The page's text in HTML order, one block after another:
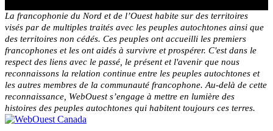
La francophonie du Nord et de l’Ouest habite sur des territoires
visés par de multiples traités avec les peuples autochtones ainsi que
des territoires non cédés. Ces peuples ont accueilli les premiers
francophones et les ont aidés à survivre et prospérer. C'est dans le
respect des liens avec le passé, le présent et l'avenir que nous
reconnaissons la relation continue entre les peuples autochtones et
les autres membres de la communauté francophone. Au-delà de cette
reconnaissance, WebOuest s’engage à mettre en lumière des
histoires des peuples autochtones qui habitent toujours ces terres.